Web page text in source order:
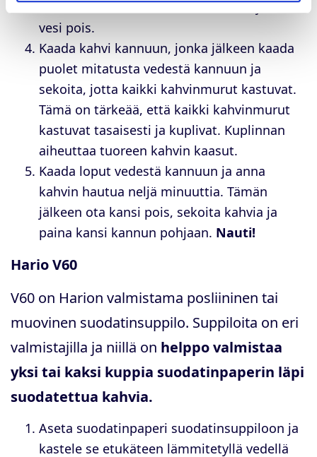
Esilämmitä kannu kuumalla vedellä ja kaada
vesi pois.
Kaada kahvi kannuun, jonka jälkeen kaada
puolet mitatusta vedestä kannuun ja
sekoita, jotta kaikki kahvinmurut kastuvat.
Tämä on tärkeää, että kaikki kahvinmurut
kastuvat tasaisesti ja kuplivat. Kuplinnan
aiheuttaa tuoreen kahvin kaasut.
Kaada loput vedestä kannuun ja anna
kahvin hautua neljä minuuttia. Tämän
jälkeen ota kansi pois, sekoita kahvia ja
paina kansi kannun pohjaan. Nauti!
Hario V60
V60 on Harion valmistama posliininen tai
muovinen suodatinsuppilo. Suppiloita on eri
valmistajilla ja niillä on helppo valmistaa
yksi tai kaksi kuppia suodatinpaperin läpi
suodatettua kahvia.
Aseta suodatinpaperi suodatinsuppiloon ja
kastele se etukäteen lämmitetyllä vedellä